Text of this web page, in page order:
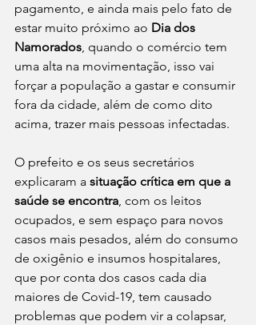
pagamento, e ainda mais pelo fato de
estar muito próximo ao Dia dos
Namorados, quando o comércio tem
uma alta na movimentação, isso vai
forçar a população a gastar e consumir
fora da cidade, além de como dito
acima, trazer mais pessoas infectadas.
O prefeito e os seus secretários
explicaram a situação crítica em que a
saúde se encontra, com os leitos
ocupados, e sem espaço para novos
casos mais pesados, além do consumo
de oxigênio e insumos hospitalares,
que por conta dos casos cada dia
maiores de Covid-19, tem causado
problemas que podem vir a colapsar,